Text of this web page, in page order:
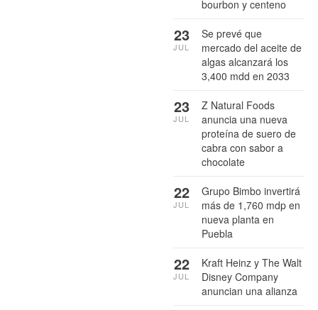
bourbon y centeno
Se prevé que
mercado del aceite de
algas alcanzará los
3,400 mdd en 2033
23
JUL
Z Natural Foods
anuncia una nueva
proteína de suero de
cabra con sabor a
chocolate
23
JUL
Grupo Bimbo invertirá
más de 1,760 mdp en
nueva planta en
Puebla
22
JUL
Kraft Heinz y The Walt
Disney Company
anuncian una alianza
22
JUL